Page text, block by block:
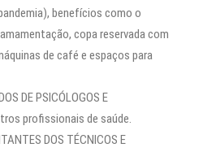
benefícios como o
copa reservada com
de café e espaços para
DE PSICÓLOGOS E
profissionais de saúde.
DOS TÉCNICOS E